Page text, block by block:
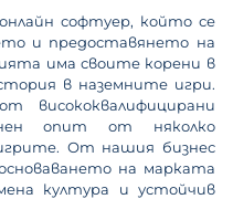
софтуер, който се
и предоставянето на
има своите корени в
в наземните игри.
опит от няколко
От нашия бизнес
на марката
култура и устойчив